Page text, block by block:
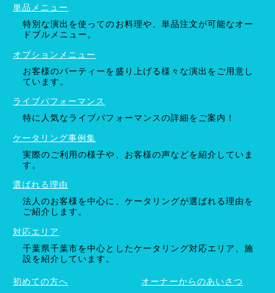
単品メニュー
特別な演出を使ってのお料理や、単品注文が可能なオー
ドブルメニュー。
オプションメニュー
お客様のパーティーを盛り上げる様々な演出をご用意し
ています。
ライブパフォーマンス
特に人気なライブパフォーマンスの詳細をご案内！
ケータリング事例集
実際のご利用の様子や、お客様の声などを紹介していま
す。
選ばれる理由
法人のお客様を中心に、ケータリングが選ばれる理由を
ご紹介します。
対応エリア
千葉県千葉市を中心としたケータリング対応エリア、施
設を紹介しています。
初めての方へ
オーナーからのあいさつ